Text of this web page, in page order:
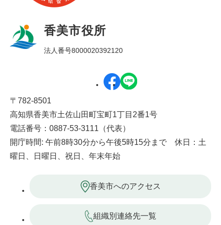
香美市役所
法人番号8000020392120
〒782-8501
高知県香美市土佐山田町宝町1丁目2番1号
電話番号：0887-53-3111（代表）
開庁時間: 午前8時30分から午後5時15分まで 休日：土
曜日、日曜日、祝日、年末年始
香美市へのアクセス
組織別連絡先一覧